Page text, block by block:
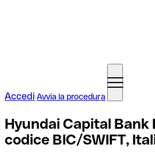
Accedi Avvia la procedura
Hyundai Capital Bank
codice BIC/SWIFT,